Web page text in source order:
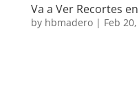
Va a Ver Recortes
by hbmadero| Feb